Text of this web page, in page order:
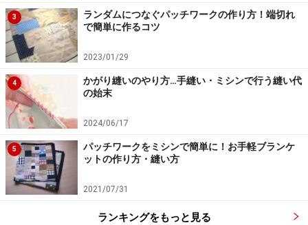
3
ランダムにつなぐパッチワークの作り方！端切れ
で簡単に作るコツ
2023/01/29
4
かがり縫いのやり方…手縫い・ミシンで行う縫い代
の始末
2024/06/17
5
パッチワークをミシンで簡単に！お手軽ブランケ
ットの作り方・縫い方
2021/07/31
ランキングをもっと見る